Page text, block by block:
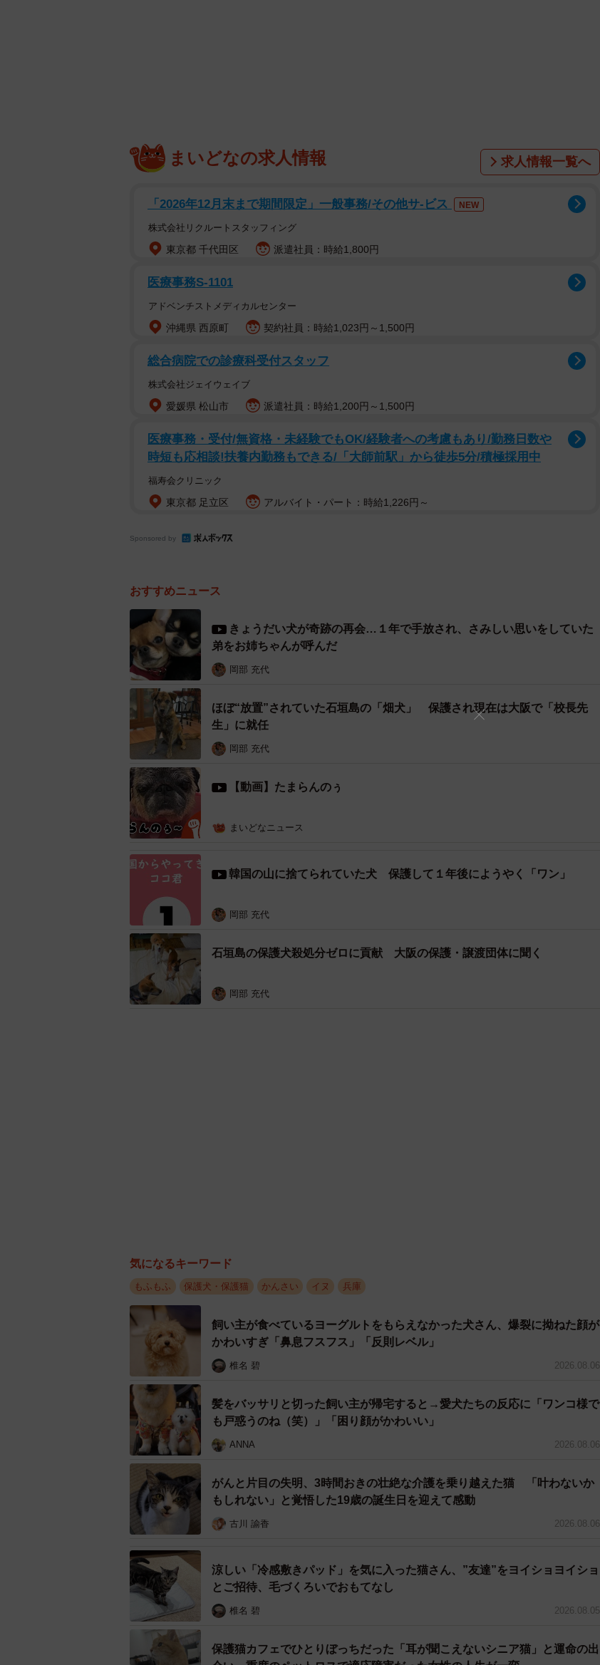
3年前の夏、大吉君は石垣島から大阪へやって来ました。飛行機で関西国際空港に降り立
ち、車で高槻市に移動中のこと。大吉君は高速道路のサービスエリアで脱走してしまいま
す。時速100キロ前後の車が行き交う高速道路。搬送ボランティアの方が道路に向かって走
をはねた」という連絡も。もう命はないと、関係者の誰もがそう思っていました。
エリアからほど近い工場敷地内に住みつき、従業員の方から朝・昼2回、ごはんをもらって
はん。おかげで、行方不明になったときに比べて、発見時はかなり立派な体格になっていた
ただ、人に飼いならされていたのかといえばそうでもなく、野うさぎを捕まえてくるな
ど、ワイルドな一面も。もともと石垣島では母犬と一緒に牛小屋で暮らし、親子でキジ小屋
を襲撃したことから通報・捕獲され、保健所に収容されたと言いますから、まだ野生の血が
濃く残っていたのでしょう。とにもかくにも、大吉君は交通事故に遭うこともなく、「奇跡
の生還」を果たしたのです。
がいると思いましたね」（栄子さん）
ンを持っていました。そのカバンに、大吉君はジャー…オシッコをかけてマーキングしてし
まいます。「破談」の2文字が犬の合宿所の方の脳裏をよぎりましたが、洋志さんは「これ
も縁やなあ」と笑ったそうです。
「私の膝にアゴをのせて甘える仕草がなんともかわいかったですね。“自活”していた子です
から、人に媚びることはない。でも、不器用なりに甘えてくるんです。合宿所の方には『こ
の子は飼うのが難しいだろうから』と他の子を薦められたんですけど、私の心は動きません
でした。ダイがウチを選んでくれたと思っています」（洋志さん）
まいどなの求人情報 求人情報一覧へ
「2026年12月末まで期間限定」一般事務/その他サ-ビス NEW
株式会社リクルートスタッフィング
東京都 千代田区 派遣社員：時給1,800円
医療事務S-1101
アドベンチストメディカルセンター
沖縄県 西原町 契約社員：時給1,023円～1,500円
総合病院での診療科受付スタッフ
株式会社ジェイウェイブ
愛媛県 松山市 派遣社員：時給1,200円～1,500円
医療事務・受付/無資格・未経験でもOK/経験者への考慮もあり/勤務日数や
時短も応相談!扶養内勤務もできる/「大師前駅」から徒歩5分/積極採用中
福寿会クリニック
東京都 足立区 アルバイト・パート：時給1,226円～
Sponsored by
おすすめニュース
きょうだい犬が奇跡の再会…１年で手放され、さみしい思いをしていた
弟をお姉ちゃんが呼んだ
岡部 充代
ほぼ“放置”されていた石垣島の「畑犬」 保護され現在は大阪で「校長先
生」に就任
岡部 充代
【動画】たまらんのぅ
まいどなニュース
韓国の山に捨てられていた犬 保護して１年後にようやく「ワン」
岡部 充代
石垣島の保護犬殺処分ゼロに貢献 大阪の保護・譲渡団体に聞く
岡部 充代
気になるキーワード
もふもふ 保護犬・保護猫 かんさい イヌ 兵庫
飼い主が食べているヨーグルトをもらえなかった犬さん、爆裂に拗ねた顔が
かわいすぎ「鼻息フスフス」「反則レベル」
椎名 碧 2026.08.06
髪をバッサリと切った飼い主が帰宅すると→愛犬たちの反応に「ワンコ様で
も戸惑うのね（笑）」「困り顔がかわいい」
ANNA 2026.08.06
がんと片目の失明、3時間おきの壮絶な介護を乗り越えた猫 「叶わないか
もしれない」と覚悟した19歳の誕生日を迎えて感動
古川 諭香 2026.08.06
涼しい「冷感敷きパッド」を気に入った猫さん、”友達”をヨイショヨイショ
とご招待、毛づくろいでおもてなし
椎名 碧 2026.08.05
保護猫カフェでひとりぼっちだった「耳が聞こえないシニア猫」と運命の出